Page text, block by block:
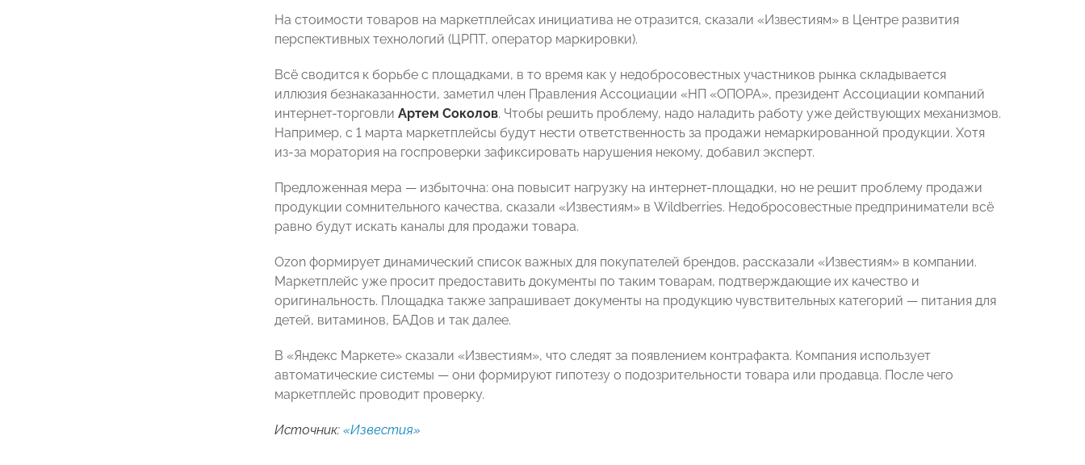
На стоимости товаров на маркетплейсах инициатива не отразится, сказали «Известиям» в Центре развития
перспективных технологий (ЦРПТ, оператор маркировки).
Всё сводится к борьбе с площадками, в то время как у недобросовестных участников рынка складывается
иллюзия безнаказанности, заметил член Правления Ассоциации «НП «ОПОРА», президент Ассоциации компаний
интернет-торговли Артем Соколов. Чтобы решить проблему, надо наладить работу уже действующих механизмов.
Например, с 1 марта маркетплейсы будут нести ответственность за продажи немаркированной продукции. Хотя
из-за моратория на госпроверки зафиксировать нарушения некому, добавил эксперт.
Предложенная мера — избыточна: она повысит нагрузку на интернет-площадки, но не решит проблему продажи
продукции сомнительного качества, сказали «Известиям» в Wildberries. Недобросовестные предприниматели всё
равно будут искать каналы для продажи товара.
Ozon формирует динамический список важных для покупателей брендов, рассказали «Известиям» в компании.
Маркетплейс уже просит предоставить документы по таким товарам, подтверждающие их качество и
оригинальность. Площадка также запрашивает документы на продукцию чувствительных категорий — питания для
детей, витаминов, БАДов и так далее.
В «Яндекс Маркете» сказали «Известиям», что следят за появлением контрафакта. Компания использует
автоматические системы — они формируют гипотезу о подозрительности товара или продавца. После чего
маркетплейс проводит проверку.
Источник: «Известия»